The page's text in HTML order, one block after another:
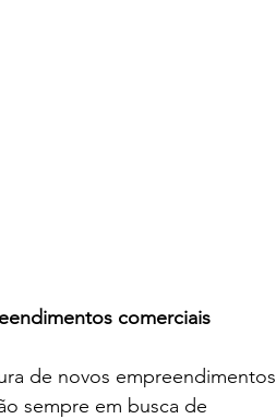
comerciais
de novos empreendimentos
sempre em busca de